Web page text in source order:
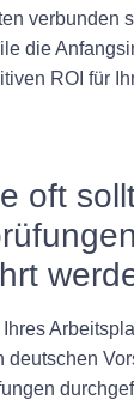
verbunden
die
ROI für
oft
deutschen